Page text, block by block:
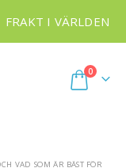
FRAKT I VÄRLDEN
0
VAD SOM ÄR BÄST FÖR